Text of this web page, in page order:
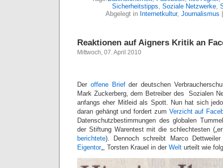
Sicherheitstipps, Soziale Netzwerke,
Abgelegt in Internetkultur, Journalismus
Reaktionen auf Aigners Kritik an
Mittwoch, 07. April 2010
Der offene Briefder deutschen
Mark Zuckerberg, dem Betreiber des Sozialen
anfangs eher Mitleid als Spott. Nun hat sich
daran gehängt und fordert zum Verzicht auf
Datenschutzbestimmungen des globalen
der Stiftung Warentest mit die schlechtesten
berichtete). Dennoch schreibt Marco
Eigentor„, Torsten Krauel in der Welt urteilt wie